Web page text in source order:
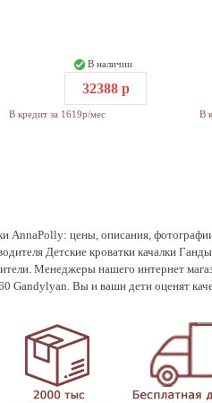
В наличии
32388 р
В кредит за 1619р/мес В
AnnaPolly: цены, описания,
Детские кроватки качалки
Менеджеры нашего интернет
Gandylyan. Вы и ваши дети оценят